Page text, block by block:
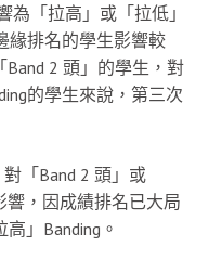
「拉高」或「拉低」
緣排名的學生影響較
2 頭」的學生，對
的學生來說，第三次
「Band 2 頭」或
響，因成績排名已大局
」Banding。